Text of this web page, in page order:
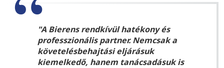
A Bierens rendkívül hatékony és
professzionális partner. Nemcsak a
követelésbehajtási eljárásuk
kiemelkedő, hanem tanácsadásuk is